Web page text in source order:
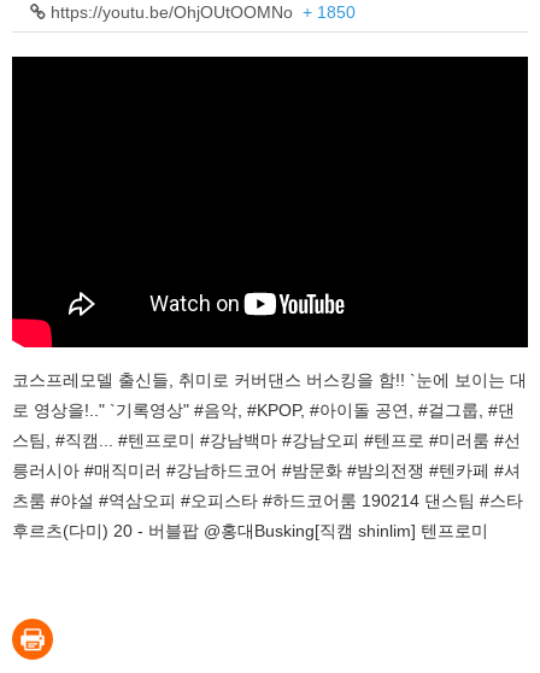
https://youtu.be/OhjOUtOOMNo + 1850
코스프레모델 출신들, 취미로 커버댄스 버스킹을 함!! `눈에 보이는 대
로 영상을!.." `기록영상" #음악, #KPOP, #아이돌 공연, #걸그룹, #댄
스팀, #직캠... #텐프로미 #강남백마 #강남오피 #텐프로 #미러룸 #선
릉러시아 #매직미러 #강남하드코어 #밤문화 #밤의전쟁 #텐카페 #셔
츠룸 #야설 #역삼오피 #오피스타 #하드코어룸 190214 댄스팀 #스타
후르츠(다미) 20 - 버블팝 @홍대Busking[직캠 shinlim] 텐프로미